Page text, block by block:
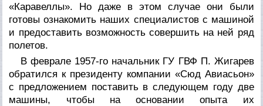
«Каравеллы». Но даже в этом случае они были
готовы ознакомить наших специалистов с машиной
и предоставить возможность совершить на ней ряд
полетов.
В феврале 1957-го начальник ГУ ГВФ П. Жигарев
обратился к президенту компании «Сюд Авиасьон»
с предложением поставить в следующем году две
машины, чтобы на основании опыта их